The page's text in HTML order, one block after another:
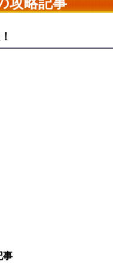
事